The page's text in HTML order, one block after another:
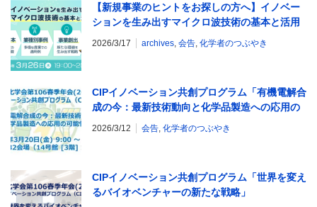
【新規事業のヒントをお探しの方へ】イノベー
ションを生み出すマイクロ波技術の基本と活用
2026/3/17 archives 会告 化学者のつぶやき
CIPイノベーション共創プログラム「有機電解合
成の今：最新技術動向と化学品製造への応用の
2026/3/12 会告 化学者のつぶやき
CIPイノベーション共創プログラム「世界を変え
るバイオベンチャーの新たな戦略」